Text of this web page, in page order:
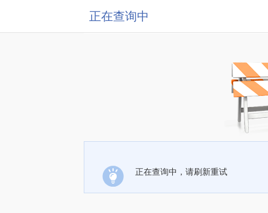
正在查询中
正在查询中，请刷新重试